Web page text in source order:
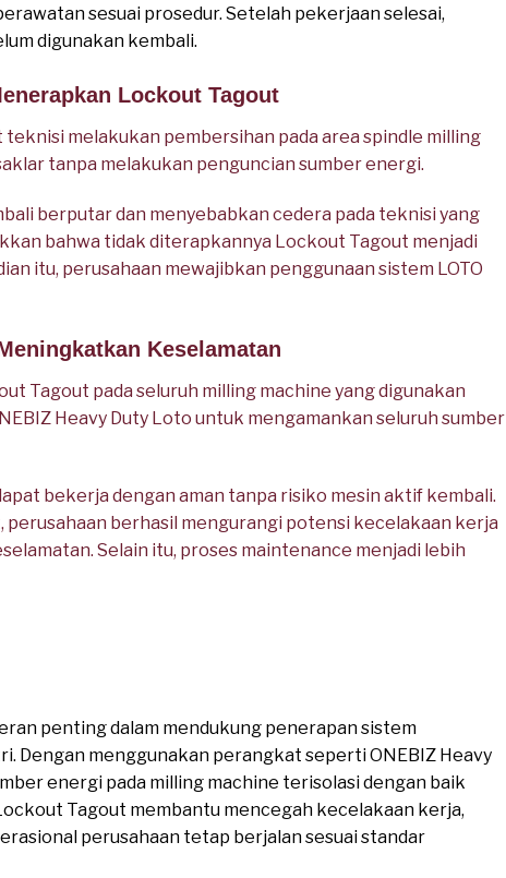
sesuai prosedur. Setelah pekerjaan selesai,
digunakan kembali.
Lockout Tagout
melakukan pembersihan pada area spindle milling
tanpa melakukan penguncian sumber energi.
berputar dan menyebabkan cedera pada teknisi yang
bahwa tidak diterapkannya Lockout Tagout menjadi
itu, perusahaan mewajibkan penggunaan sistem LOTO
Keselamatan
Tagout pada seluruh milling machine yang digunakan
Heavy Duty Loto untuk mengamankan seluruh sumber
bekerja dengan aman tanpa risiko mesin aktif kembali.
berhasil mengurangi potensi kecelakaan kerja
Selain itu, proses maintenance menjadi lebih
penting dalam mendukung penerapan sistem
Dengan menggunakan perangkat seperti ONEBIZ Heavy
energi pada milling machine terisolasi dengan baik
Tagout membantu mencegah kecelakaan kerja,
perusahaan tetap berjalan sesuai standar